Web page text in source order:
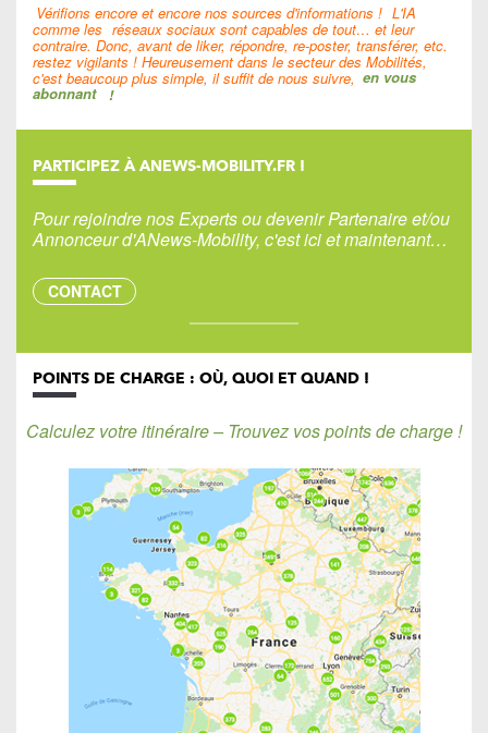
Vérifions encore et encore nos sources d'informations ! L'IA
comme les réseaux sociaux sont capables de tout… et leur
contraire. Donc, avant de liker, répondre, re-poster, transférer, etc.
restez vigilants ! Heureusement dans le secteur des Mobilités,
c'est beaucoup plus simple, il suffit de nous suivre, en vous
abonnant !
PARTICIPEZ À ANEWS-MOBILITY.FR !
Pour rejoindre nos Experts ou devenir Partenaire et/ou
Annonceur d'ANews-Mobility, c'est ici et maintenant…
CONTACT
POINTS DE CHARGE : OÙ, QUOI ET QUAND !
Calculez votre itinéraire – Trouvez vos points de charge !